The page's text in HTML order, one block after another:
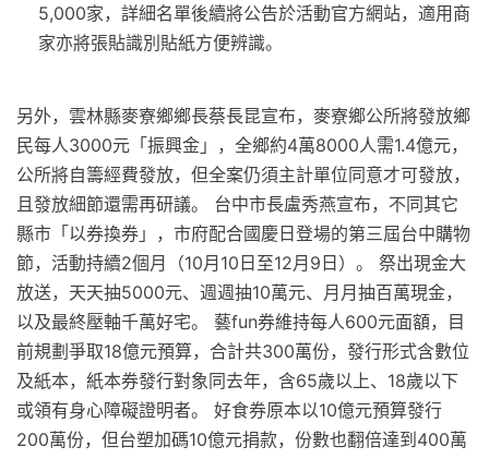
5,000家，詳細名單後續將公告於活動官方網站，適用商
家亦將張貼識別貼紙方便辨識。
另外，雲林縣麥寮鄉鄉長蔡長昆宣布，麥寮鄉公所將發放鄉
民每人3000元「振興金」，全鄉約4萬8000人需1.4億元，
公所將自籌經費發放，但全案仍須主計單位同意才可發放，
且發放細節還需再研議。 台中市長盧秀燕宣布，不同其它
縣市「以券換券」，市府配合國慶日登場的第三屆台中購物
節，活動持續2個月（10月10日至12月9日）。 祭出現金大
放送，天天抽5000元、週週抽10萬元、月月抽百萬現金，
以及最終壓軸千萬好宅。 藝fun券維持每人600元面額，目
前規劃爭取18億元預算，合計共300萬份，發行形式含數位
及紙本，紙本券發行對象同去年，含65歲以上、18歲以下
或領有身心障礙證明者。 好食券原本以10億元預算發行
200萬份，但台塑加碼10億元捐款，份數也翻倍達到400萬